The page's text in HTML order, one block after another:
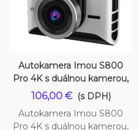
Autokamera Imou S800
Pro 4K s duálnou kamerou,
106,00 € (s DPH)
Autokamera Imou S800
Pro 4K s duálnou kamerou,